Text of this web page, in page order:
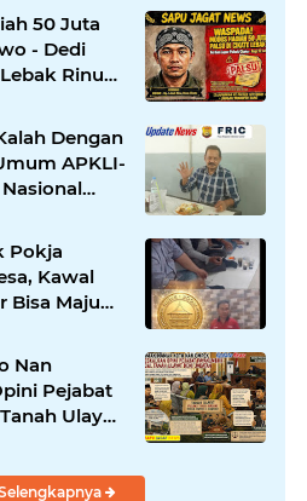
50 Juta
- Dedi
Rinu
12 Juta
Dengan
APKLI-
Pokja
Kawal
Nan
Pejabat
Ulayat